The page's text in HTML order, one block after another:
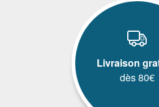
Livraison
dès 80€